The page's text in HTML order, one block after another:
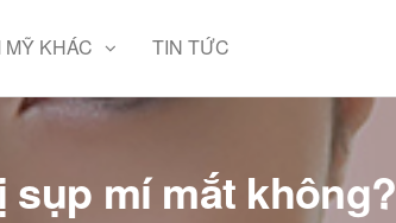
KHÁC TIN TỨC
sụp mí mắt không?